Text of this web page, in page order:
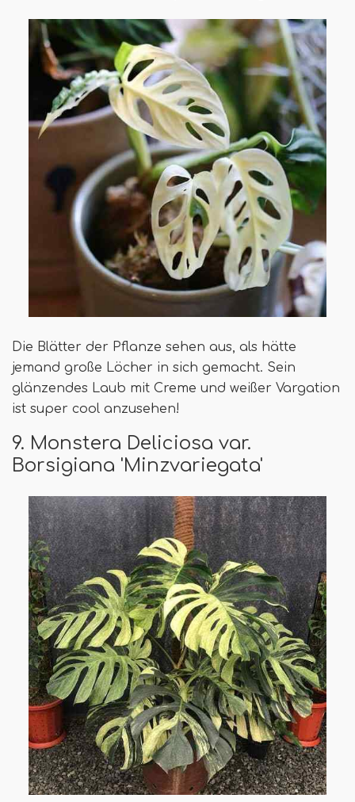
Die Blätter der Pflanze sehen aus, als hätte
jemand große Löcher in sich gemacht. Sein
glänzendes Laub mit Creme und weißer Vargation
ist super cool anzusehen!
9. Monstera Deliciosa var.
Borsigiana 'Minzvariegata'